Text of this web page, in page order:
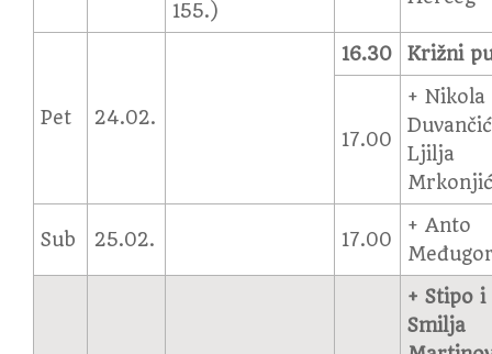
155.)
Pet 24.02.
16.30 Križni
17.00
+ Nikola
Ljilja
Sub 25.02. 17.00
+ Anto
+ Stipo i
Smilja